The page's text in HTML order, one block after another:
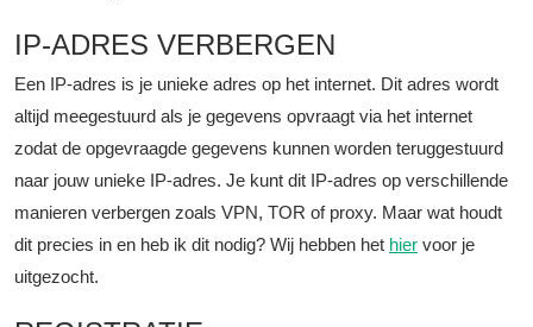
IP-ADRES VERBERGEN
Een IP-adres is je unieke adres op het internet. Dit adres wordt
altijd meegestuurd als je gegevens opvraagt via het internet
zodat de opgevraagde gegevens kunnen worden teruggestuurd
naar jouw unieke IP-adres. Je kunt dit IP-adres op verschillende
manieren verbergen zoals VPN, TOR of proxy. Maar wat houdt
dit precies in en heb ik dit nodig? Wij hebben het hier voor je
uitgezocht.